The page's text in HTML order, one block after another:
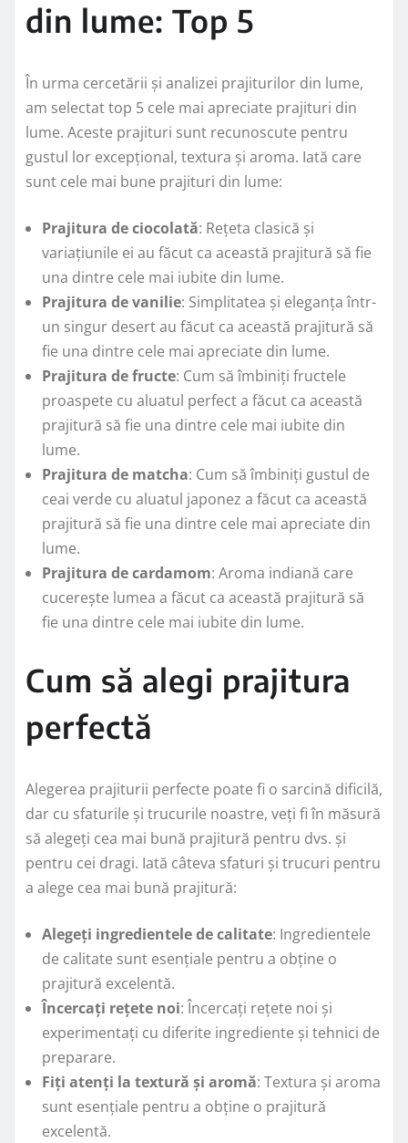
din lume: Top 5
În urma cercetării și analizei prajiturilor din lume,
am selectat top 5 cele mai apreciate prajituri din
lume. Aceste prajituri sunt recunoscute pentru
gustul lor excepțional, textura și aroma. Iată care
sunt cele mai bune prajituri din lume:
Prajitura de ciocolată: Rețeta clasică și
variațiunile ei au făcut ca această prajitură să fie
una dintre cele mai iubite din lume.
Prajitura de vanilie: Simplitatea și eleganța într-
un singur desert au făcut ca această prajitură să
fie una dintre cele mai apreciate din lume.
Prajitura de fructe: Cum să îmbiniți fructele
proaspete cu aluatul perfect a făcut ca această
prajitură să fie una dintre cele mai iubite din
lume.
Prajitura de matcha: Cum să îmbiniți gustul de
ceai verde cu aluatul japonez a făcut ca această
prajitură să fie una dintre cele mai apreciate din
lume.
Prajitura de cardamom: Aroma indiană care
cucerește lumea a făcut ca această prajitură să
fie una dintre cele mai iubite din lume.
Cum să alegi prajitura
perfectă
Alegerea prajiturii perfecte poate fi o sarcină dificilă,
dar cu sfaturile și trucurile noastre, veți fi în măsură
să alegeți cea mai bună prajitură pentru dvs. și
pentru cei dragi. Iată câteva sfaturi și trucuri pentru
a alege cea mai bună prajitură:
Alegeți ingredientele de calitate: Ingredientele
de calitate sunt esențiale pentru a obține o
prajitură excelentă.
Încercați rețete noi: Încercați rețete noi și
experimentați cu diferite ingrediente și tehnici de
preparare.
Fiți atenți la textură și aromă: Textura și aroma
sunt esențiale pentru a obține o prajitură
excelentă.